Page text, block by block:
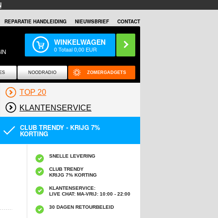
REPARATIE HANDLEIDING NIEUWSBRIEF CONTACT
WINKELWAGEN
0Totaal0,00 EUR
NOODRADIO ZOMERGADGETS
TOP 20
KLANTENSERVICE
CLUB TRENDY - KRIJG 7%
KORTING
SNELLE LEVERING
CLUB TRENDY
KRIJG 7% KORTING
KLANTENSERVICE:
LIVE CHAT: MA-VRIJ: 10:00 - 22:00
30 DAGEN RETOURBELEID